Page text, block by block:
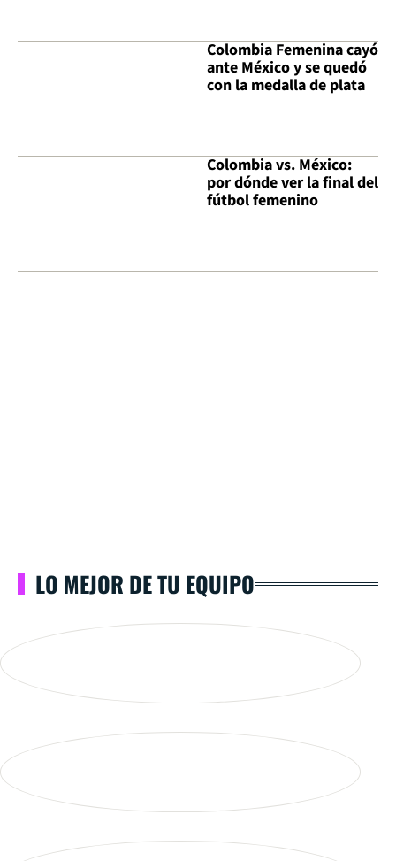
Colombia Femenina cayó
ante México y se quedó
con la medalla de plata
Colombia vs. México:
por dónde ver la final del
fútbol femenino
LO MEJOR DE TU EQUIPO